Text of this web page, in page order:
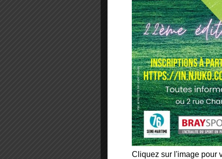
Cliquez sur l'image pour